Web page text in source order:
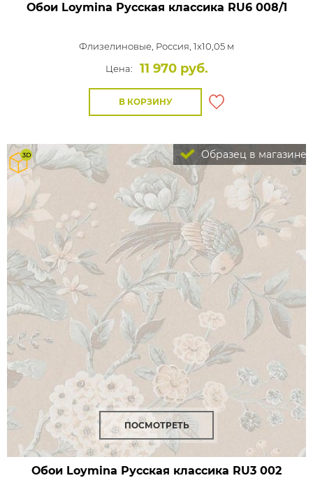
Обои Loymina Русская классика RU6 008/1
Флизелиновые, Россия, 1x10,05 м
Цена:
11 970 руб.
В КОРЗИНУ
Образец в магазине
ПОСМОТРЕТЬ
Обои Loymina Русская классика RU3 002